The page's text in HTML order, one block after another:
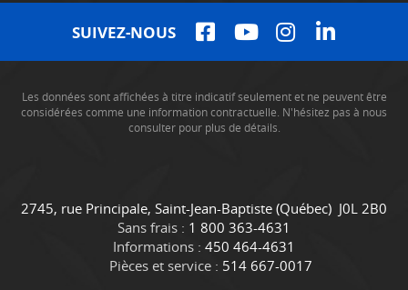
SUIVEZ-NOUS
Les données sont affichées à titre indicatif seulement et ne peuvent être
considérées comme une information contractuelle. N'hésitez pas à nous
consulter pour plus de détails.
C
o
n
t
C
a
m
i
2745, rue Principale, Saint-Jean-Baptiste (Québec) J0L 2B0
Sans frais : 1 800 363-4631
Informations : 450 464-4631
Pièces et service : 514 667-0017